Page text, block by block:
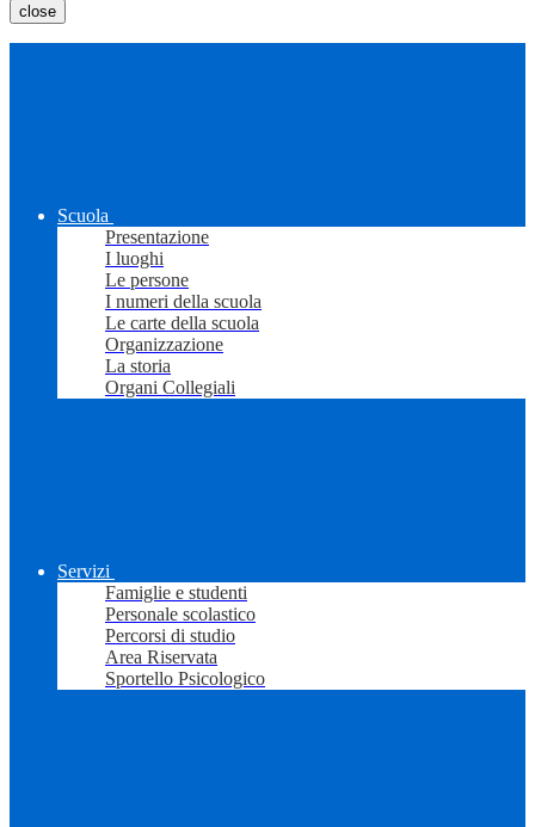
close
Scuola
Presentazione
I luoghi
Le persone
I numeri della scuola
Le carte della scuola
Organizzazione
La storia
Organi Collegiali
Servizi
Famiglie e studenti
Personale scolastico
Percorsi di studio
Area Riservata
Sportello Psicologico